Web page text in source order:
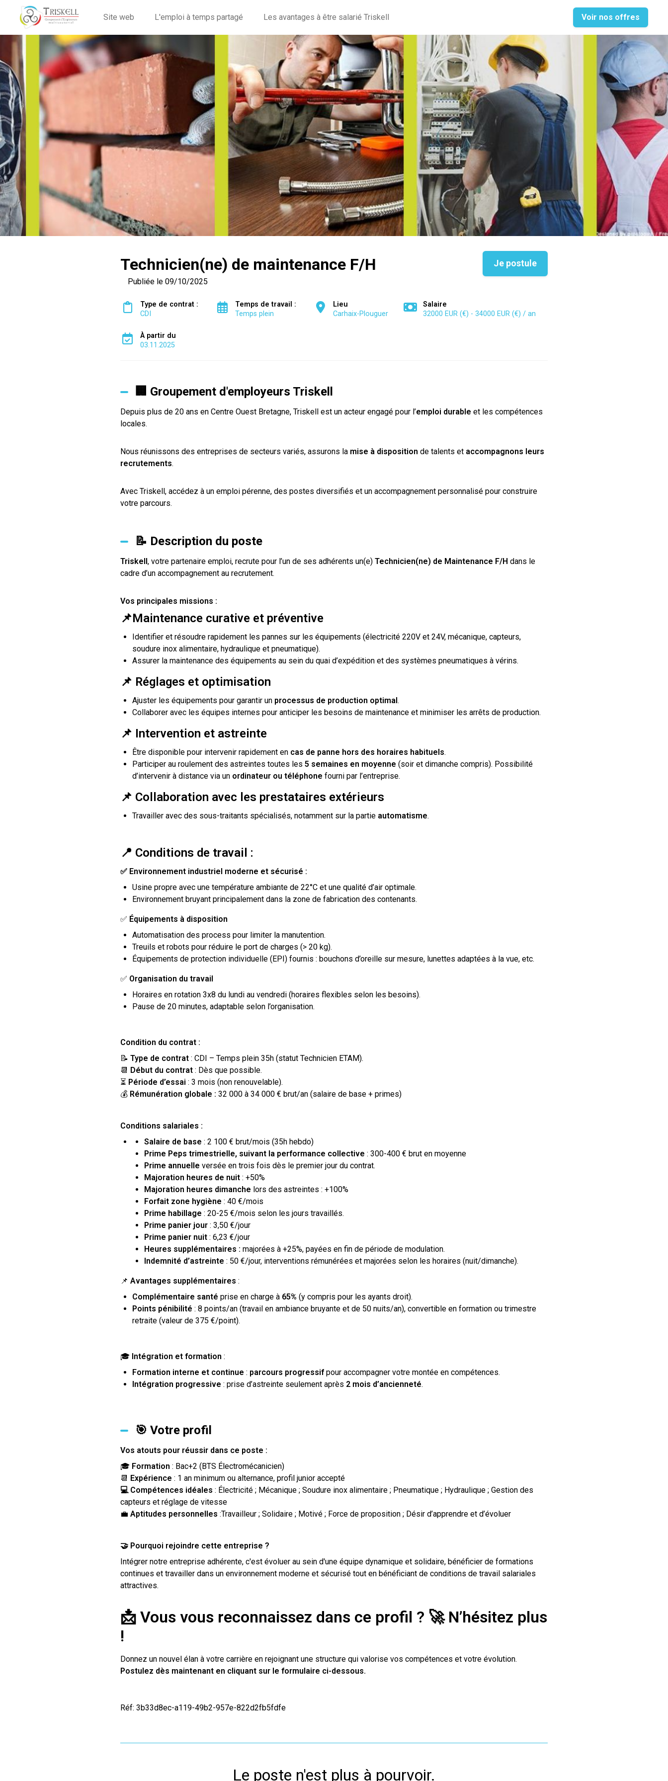
Site web L'emploi à temps partagé Les avantages à être salarié Triskell Voir nos offres
Technicien(ne) de maintenance F/H Je postule
Publiée le 09/10/2025
Type de contrat :
CDI
Temps de travail :
Temps plein
Lieu
Carhaix-Plouguer
Salaire
32000 EUR (€) - 34000 EUR (€) / an
À partir du
03.11.2025
🏢 Groupement d'employeurs Triskell
Depuis plus de 20 ans en Centre Ouest Bretagne, Triskell est un acteur engagé pour l’emploi durable et les compétences
locales.
Nous réunissons des entreprises de secteurs variés, assurons la mise à disposition de talents et accompagnons leurs
recrutements.
Avec Triskell, accédez à un emploi pérenne, des postes diversifiés et un accompagnement personnalisé pour construire
votre parcours.
📝 Description du poste
Triskell, votre partenaire emploi, recrute pour l’un de ses adhérents un(e) Technicien(ne) de Maintenance F/H dans le
cadre d’un accompagnement au recrutement.
Vos principales missions :
📌Maintenance curative et préventive
Identifier et résoudre rapidement les pannes sur les équipements (électricité 220V et 24V, mécanique, capteurs,
soudure inox alimentaire, hydraulique et pneumatique).
Assurer la maintenance des équipements au sein du quai d’expédition et des systèmes pneumatiques à vérins.
📌 Réglages et optimisation
Ajuster les équipements pour garantir un processus de production optimal.
Collaborer avec les équipes internes pour anticiper les besoins de maintenance et minimiser les arrêts de production.
📌 Intervention et astreinte
Être disponible pour intervenir rapidement en cas de panne hors des horaires habituels.
Participer au roulement des astreintes toutes les 5 semaines en moyenne (soir et dimanche compris). Possibilité
d’intervenir à distance via un ordinateur ou téléphone fourni par l’entreprise.
📌 Collaboration avec les prestataires extérieurs
Travailler avec des sous-traitants spécialisés, notamment sur la partie automatisme.
📍 Conditions de travail :
✅ Environnement industriel moderne et sécurisé :
Usine propre avec une température ambiante de 22°C et une qualité d’air optimale.
Environnement bruyant principalement dans la zone de fabrication des contenants.
✅ Équipements à disposition
Automatisation des process pour limiter la manutention.
Treuils et robots pour réduire le port de charges (> 20 kg).
Équipements de protection individuelle (EPI) fournis : bouchons d’oreille sur mesure, lunettes adaptées à la vue, etc.
✅ Organisation du travail
Horaires en rotation 3x8 du lundi au vendredi (horaires flexibles selon les besoins).
Pause de 20 minutes, adaptable selon l’organisation.
Condition du contrat :
📝 Type de contrat: CDI – Temps plein 35h (statut Technicien ETAM).
📆 Début du contrat: Dès que possible.
⏳ Période d’essai : 3 mois (non renouvelable).
💰 Rémunération globale : 32 000 à 34 000 € brut/an (salaire de base + primes)
Conditions salariales :
Salaire de base : 2 100 € brut/mois (35h hebdo)
Prime Peps trimestrielle, suivant la performance collective : 300-400 € brut en moyenne
Prime annuelle versée en trois fois dès le premier jour du contrat.
Majoration heures de nuit: +50%
Majoration heures dimanche lors des astreintes : +100%
Forfait zone hygiène : 40 €/mois
Prime habillage : 20-25 €/mois selon les jours travaillés.
Prime panier jour: 3,50 €/jour
Prime panier nuit: 6,23 €/jour
Heures supplémentaires : majorées à +25%, payées en fin de période de modulation.
Indemnité d’astreinte : 50 €/jour, interventions rémunérées et majorées selon les horaires (nuit/dimanche).
📌 Avantages supplémentaires :
Complémentaire santé prise en charge à 65% (y compris pour les ayants droit).
Points pénibilité : 8 points/an (travail en ambiance bruyante et de 50 nuits/an), convertible en formation ou trimestre
retraite (valeur de 375 €/point).
🎓 Intégration et formation :
Formation interne et continue : parcours progressifpour accompagner votre montée en compétences.
Intégration progressive : prise d’astreinte seulement après 2 mois d’ancienneté.
🎯 Votre profil
Vos atouts pour réussir dans ce poste :
🎓 Formation : Bac+2 (BTS Électromécanicien)
📆 Expérience : 1 an minimum ou alternance, profil junior accepté
💻 Compétences idéales : Électricité ; Mécanique ; Soudure inox alimentaire ; Pneumatique ; Hydraulique ; Gestion des
capteurs et réglage de vitesse
💼 Aptitudes personnelles :Travailleur ; Solidaire ; Motivé ; Force de proposition ; Désir d’apprendre et d’évoluer
🤝 Pourquoi rejoindre cette entreprise ?
Intégrer notre entreprise adhérente, c'est évoluer au sein d'une équipe dynamique et solidaire, bénéficier de formations
continues et travailler dans un environnement moderne et sécurisé tout en bénéficiant de conditions de travail salariales
attractives.
📩 Vous vous reconnaissez dans ce profil ? 🚀 N’hésitez plus
!
Donnez un nouvel élan à votre carrière en rejoignant une structure qui valorise vos compétences et votre évolution.
Postulez dès maintenant en cliquant sur le formulaire ci-dessous.
Réf: 3b33d8ec-a119-49b2-957e-822d2fb5fdfe
Le poste n'est plus à pourvoir.